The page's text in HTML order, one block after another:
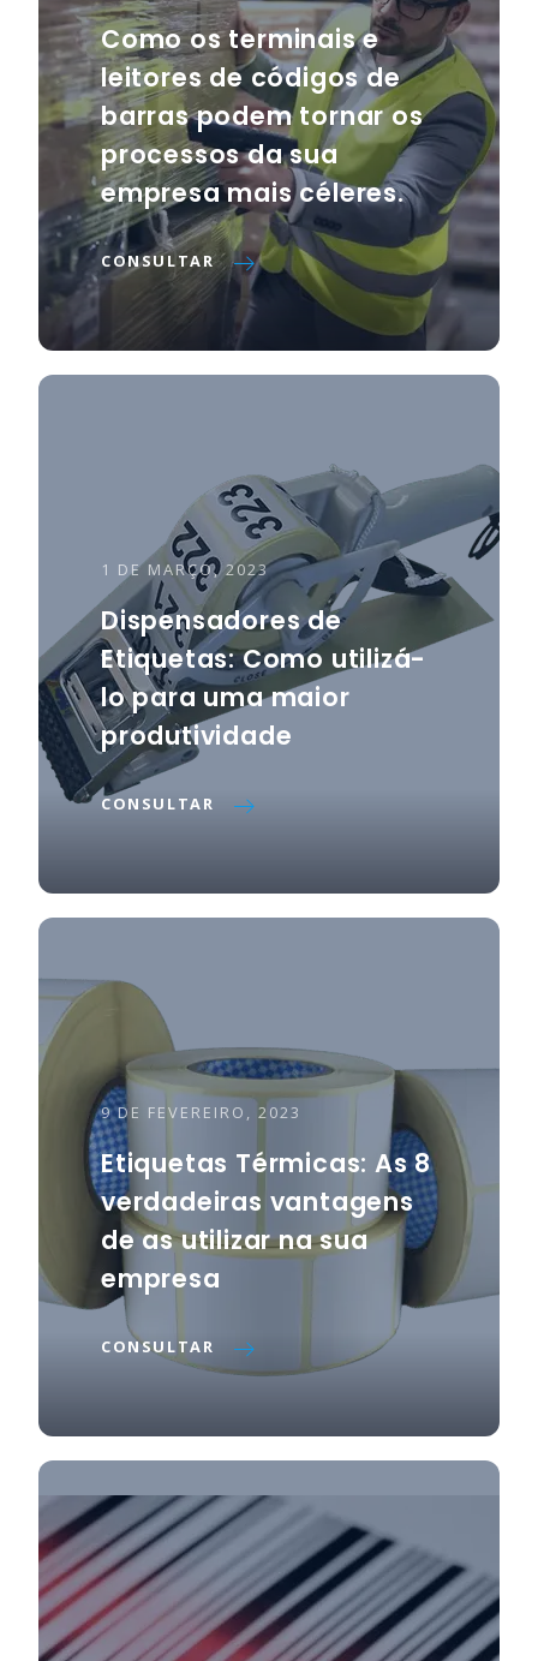
Como os terminais e
leitores de códigos de
barras podem tornar os
processos da sua
empresa mais céleres.
CONSULTAR
1 DE MARÇO, 2023
Dispensadores de
Etiquetas: Como utilizá-
lo para uma maior
produtividade
CONSULTAR
9 DE FEVEREIRO, 2023
Etiquetas Térmicas: As 8
verdadeiras vantagens
de as utilizar na sua
empresa
CONSULTAR